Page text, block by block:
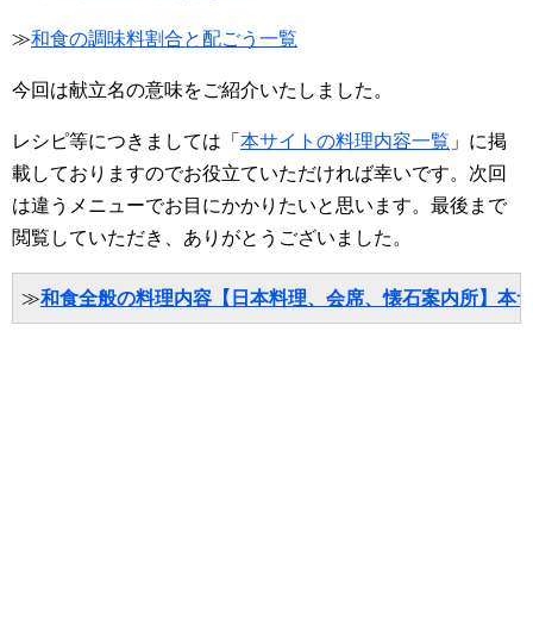
≫和食の調味料割合と配ごう一覧
今回は献立名の意味をご紹介いたしました。
レシピ等につきましては「 本サイトの料理内容一覧 」に掲
載しておりますのでお役立ていただければ幸いです。次回
は違うメニューでお目にかかりたいと思います。最後まで
閲覧していただき、ありがとうございました。
≫和食全般の料理内容【日本料理、会席、懐石案内所】本